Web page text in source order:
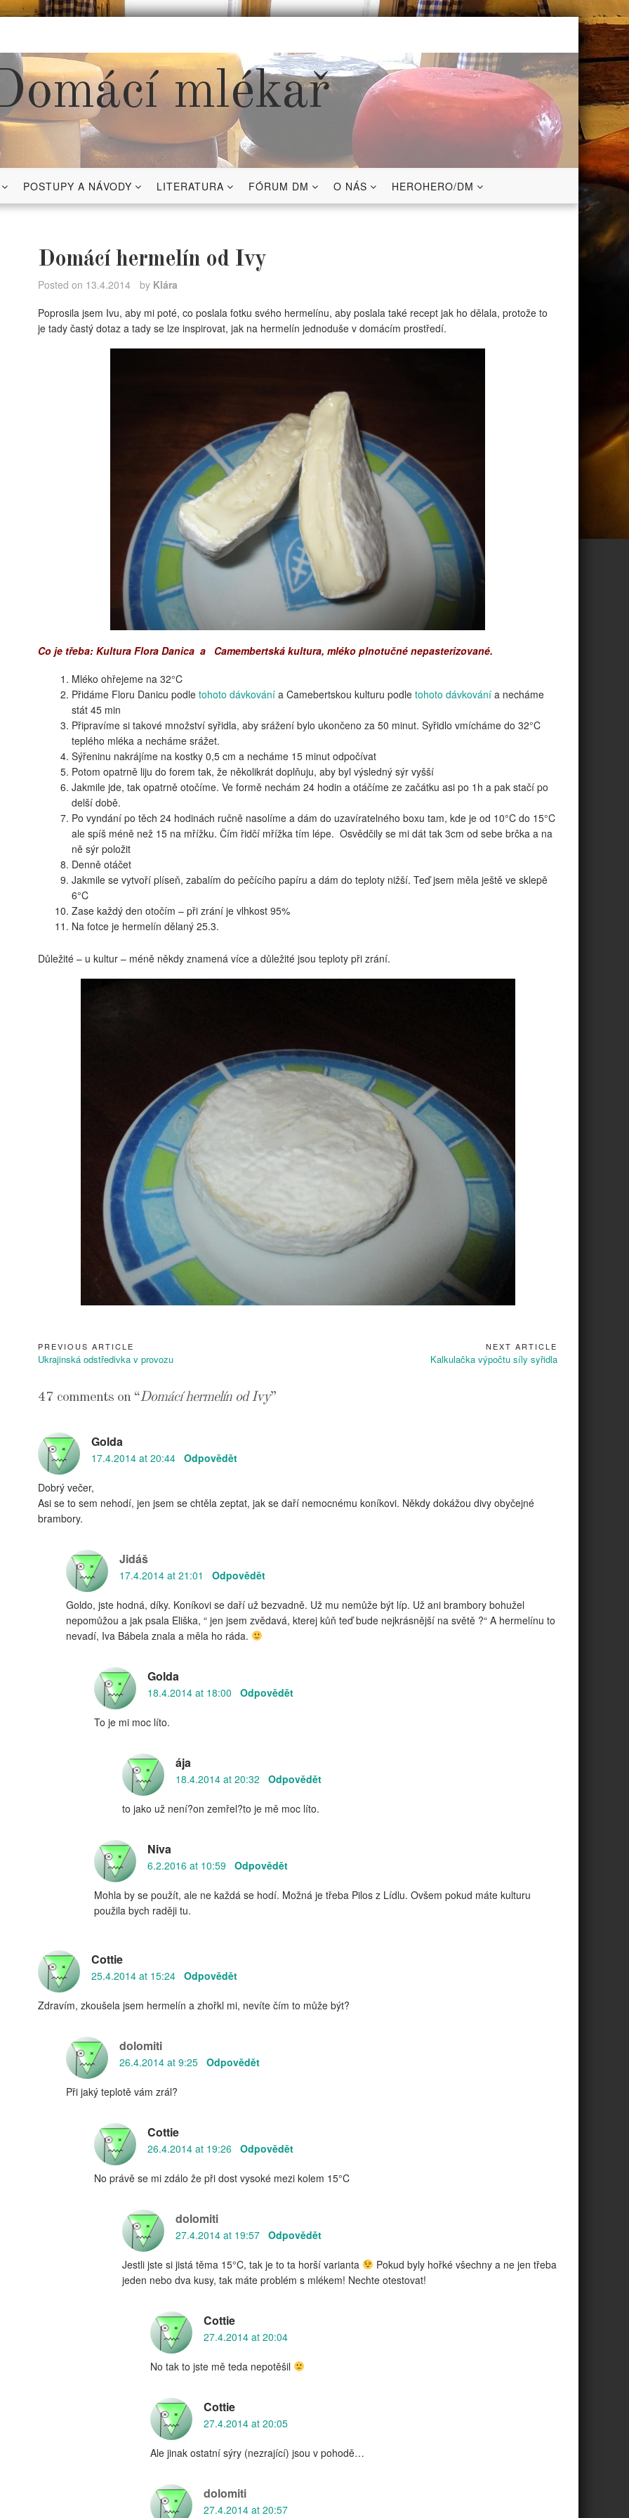
mlékař
POSTUPY A NÁVODY LITERATURA FÓRUM DM O NÁS HEROHERO/DM
Domácí hermelín od Ivy
Posted on 13.4.2014 by Klára
Poprosila jsem Ivu, aby mi poté, co poslala fotku svého hermelínu, aby poslala také recept jak ho dělala, protože to
je tady častý dotaz a tady se lze inspirovat, jak na hermelín jednoduše v domácím prostředí.
Co je třeba: Kultura Flora Danica a Camembertská kultura, mléko plnotučné nepasterizované.
Mléko ohřejeme na 32°C
Přidáme Floru Danicu podle tohoto dávkování a Camebertskou kulturu podle tohoto dávkování a necháme
stát 45 min
Připravíme si takové množství syřidla, aby srážení bylo ukončeno za 50 minut. Syřidlo vmícháme do 32°C
teplého mléka a necháme srážet.
Sýřeninu nakrájíme na kostky 0,5 cm a necháme 15 minut odpočívat
Potom opatrně liju do forem tak, že několikrát doplňuju, aby byl výsledný sýr vyšší
Jakmile jde, tak opatrně otočíme. Ve formě nechám 24 hodin a otáčíme ze začátku asi po 1h a pak stačí po
delší době.
Po vyndání po těch 24 hodinách ručně nasolíme a dám do uzavíratelného boxu tam, kde je od 10°C do 15°C
ale spíš méně než 15 na mřížku. Čím řidčí mřížka tím lépe. Osvědčily se mi dát tak 3cm od sebe brčka a na
ně sýr položit
Denně otáčet
Jakmile se vytvoří plíseň, zabalím do pečícího papíru a dám do teploty nižší. Teď jsem měla ještě ve sklepě
6°C
Zase každý den otočím – při zrání je vlhkost 95%
Na fotce je hermelín dělaný 25.3.
Důležité – u kultur – méně někdy znamená více a důležité jsou teploty při zrání.
Navigace
příspěvek
PREVIOUS ARTICLE
Previous
Ukrajinská odstředivka v provozu
NEXT ARTICLE
Next
Kalkulačka výpočtu síly syřidla
47 comments on “Domácí hermelín od Ivy”
Golda
17.4.2014 at 20:44 Odpovědět
Dobrý večer,
Asi se to sem nehodí, jen jsem se chtěla zeptat, jak se daří nemocnému koníkovi. Někdy dokážou divy obyčejné
brambory.
Jidáš
17.4.2014 at 21:01 Odpovědět
Goldo, jste hodná, díky. Koníkovi se daří už bezvadně. Už mu nemůže být líp. Už ani brambory bohužel
nepomůžou a jak psala Eliška, “ jen jsem zvědavá, kterej kůň teď bude nejkrásnější na světě ?“ A hermelínu to
nevadí, Iva Bábela znala a měla ho ráda.
Golda
18.4.2014 at 18:00 Odpovědět
To je mi moc líto.
ája
18.4.2014 at 20:32 Odpovědět
to jako už není?on zemřel?to je mě moc líto.
Niva
6.2.2016 at 10:59 Odpovědět
Mohla by se použít, ale ne každá se hodí. Možná je třeba Pilos z Lídlu. Ovšem pokud máte kulturu
použila bych raději tu.
Cottie
25.4.2014 at 15:24 Odpovědět
Zdravím, zkoušela jsem hermelín a zhořkl mi, nevíte čím to může být?
dolomiti
26.4.2014 at 9:25 Odpovědět
Při jaký teplotě vám zrál?
Cottie
26.4.2014 at 19:26 Odpovědět
No právě se mi zdálo že při dost vysoké mezi kolem 15°C
dolomiti
27.4.2014 at 19:57 Odpovědět
Jestli jste si jistá těma 15°C, tak je to ta horší varianta
Pokud byly hořké všechny a ne jen třeba
jeden nebo dva kusy, tak máte problém s mlékem! Nechte otestovat!
Cottie
27.4.2014 at 20:04
No tak to jste mě teda nepotěšil
Cottie
27.4.2014 at 20:05
Ale jinak ostatní sýry (nezrající) jsou v pohodě…
dolomiti
27.4.2014 at 20:57